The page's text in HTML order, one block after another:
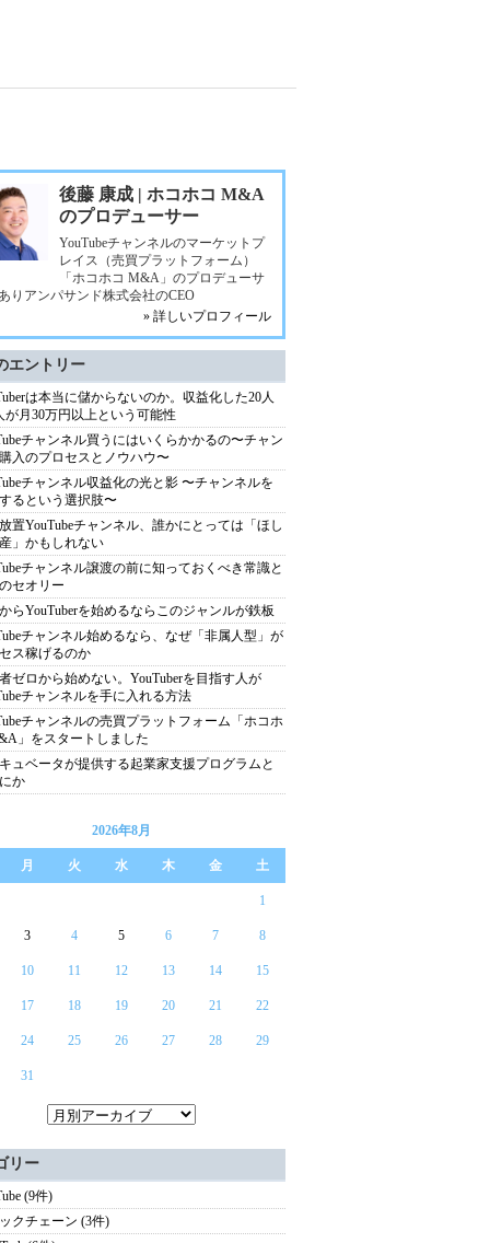
後藤 康成 | ホコホコ M&A
のプロデューサー
YouTubeチャンネルのマーケットプ
レイス（売買プラットフォーム）
「ホコホコ M&A」のプロデューサ
りアンパサンド株式会社のCEO
» 詳しいプロフィール
エントリー
は本当に儲からないのか。収益化した20人
が月30万円以上という可能性
チャンネル買うにはいくらかかるの〜チャン
入のプロセスとノウハウ〜
チャンネル収益化の光と影 〜チャンネルを
るという選択肢〜
置YouTubeチャンネル、誰かにとっては「ほし
」かもしれない
チャンネル譲渡の前に知っておくべき常識と
セオリー
らYouTuberを始めるならこのジャンルが鉄板
チャンネル始めるなら、なぜ「非属人型」が
ス稼げるのか
ゼロから始めない。YouTuberを目指す人が
チャンネルを手に入れる方法
チャンネルの売買プラットフォーム「ホコホ
」をスタートしました
ュベータが提供する起業家支援プログラムと
か
2026年8月
月 火 水 木 金 土
1
3 4 5 6 7 8
10 11 12 13 14 15
17 18 19 20 21 22
24 25 26 27 28 29
31
リー
(9件)
クチェーン (3件)